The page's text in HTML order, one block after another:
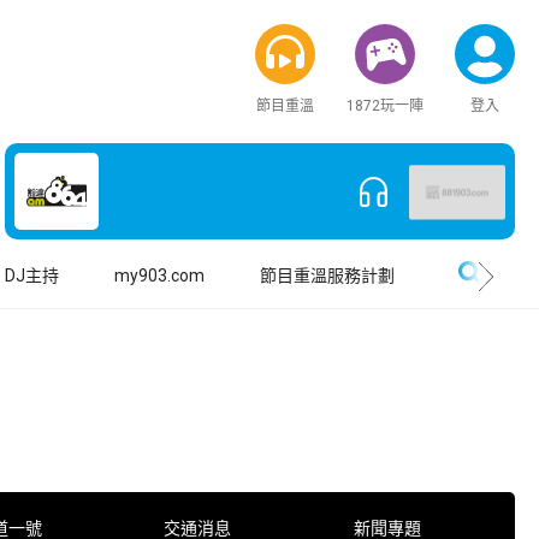
節目重溫 1872玩一陣 登入
DJ主持 my903.com 節目重溫服務計劃
一號 交通消息 新聞專題